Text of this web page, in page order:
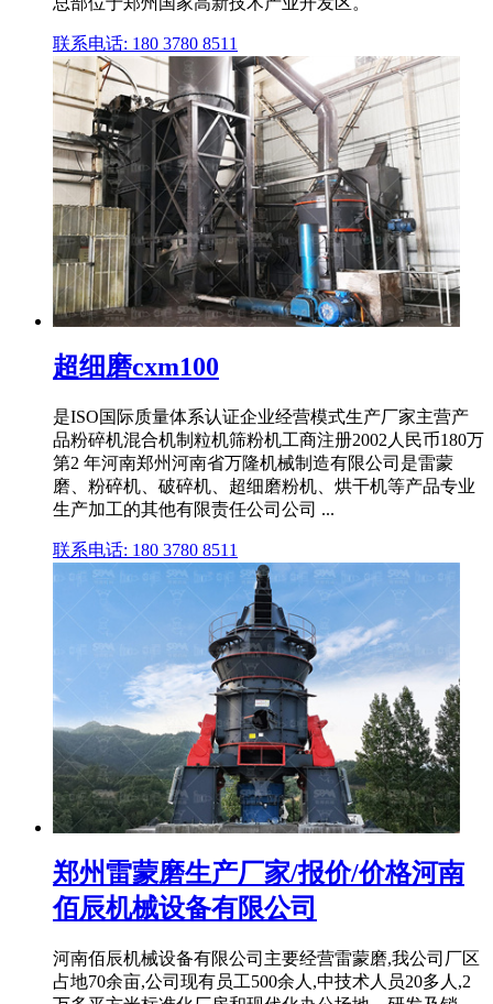
联系电话: 180 3780 8511
超细磨cxm100
是ISO国际质量体系认证企业经营模式生产厂家主营产
品粉碎机混合机制粒机筛粉机工商注册2002人民币180万
第2 年河南郑州河南省万隆机械制造有限公司是雷蒙
磨、粉碎机、破碎机、超细磨粉机、烘干机等产品专业
生产加工的其他有限责任公司公司 ...
联系电话: 180 3780 8511
郑州雷蒙磨生产厂家/报价/价格河南
佰辰机械设备有限公司
河南佰辰机械设备有限公司主要经营雷蒙磨,我公司厂区
占地70余亩,公司现有员工500余人,中技术人员20多人,2